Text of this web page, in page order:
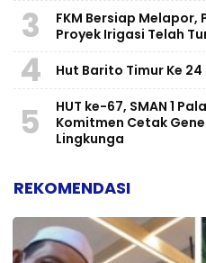
3
FKM Bersiap Melapor,
Proyek Irigasi Telah
4 Hut Barito Timur Ke 24
5
HUT ke-67, SMAN 1
Komitmen Cetak
Lingkunga
REKOMENDASI